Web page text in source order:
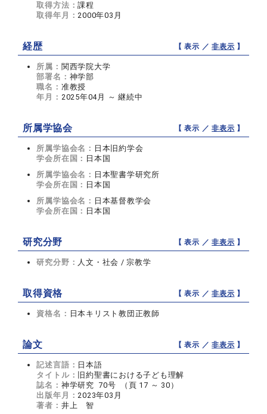
取得方法：課程
取得年月：2000年03月
経歴 【 表示 ／非表示 】
所属： 関西学院大学
部署名： 神学部
職名： 准教授
年月： 2025年04月 ～ 継続中
所属学協会 【 表示 ／非表示 】
所属学協会名： 日本旧約学会
学会所在国： 日本国
所属学協会名： 日本聖書学研究所
学会所在国： 日本国
所属学協会名： 日本基督教学会
学会所在国： 日本国
研究分野 【 表示 ／非表示 】
研究分野： 人文・社会 / 宗教学
取得資格 【 表示 ／非表示 】
資格名： 日本キリスト教団正教師
論文 【 表示 ／非表示 】
記述言語： 日本語
タイトル：
旧約聖書における子ども理解
誌名： 神学研究 70号 （頁 17 ～ 30）
出版年月：2023年03月
著者： 井上 智